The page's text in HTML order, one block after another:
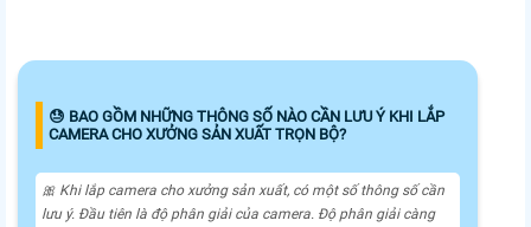
😓 BAO GỒM NHỮNG THÔNG SỐ NÀO CẦN LƯU Ý KHI LẮP
CAMERA CHO XƯỞNG SẢN XUẤT TRỌN BỘ?
🎀 Khi lắp camera cho xưởng sản xuất, có một số thông số cần
lưu ý. Đầu tiên là độ phân giải của camera. Độ phân giải càng